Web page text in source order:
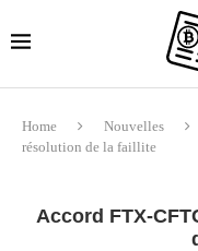
Home Nouvelles
résolution de la faillite
Accord FTX-